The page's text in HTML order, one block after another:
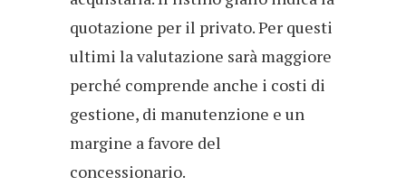
quotazione per il privato. Per questi
ultimi la valutazione sarà maggiore
perché comprende anche i costi di
gestione, di manutenzione e un
margine a favore del
concessionario.